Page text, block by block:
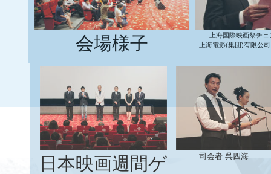
会場様子
上海国際映画祭チ
上海電影(集団)有限公
日本映画週間ゲ
司会者 呉四海